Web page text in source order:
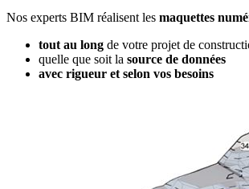
Nos experts BIM réalisent les maquettes
tout au long de votre projet de
quelle que soit la source de données
avec rigueur et selon vos besoins